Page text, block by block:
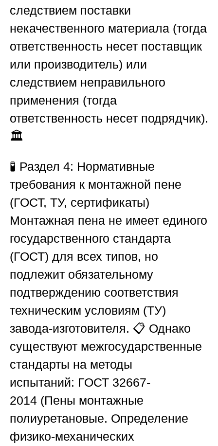
следствием поставки
некачественного материала (тогда
ответственность несет поставщик
или производитель) или
следствием неправильного
применения (тогда
ответственность несет подрядчик).
🏛️
🧪 Раздел 4: Нормативные
требования к монтажной пене
(ГОСТ, ТУ, сертификаты)
Монтажная пена не имеет единого
государственного стандарта
(ГОСТ) для всех типов, но
подлежит обязательному
подтверждению соответствия
техническим условиям (ТУ)
завода-изготовителя. 📋 Однако
существуют межгосударственные
стандарты на методы
испытаний: ГОСТ 32667-
2014 (Пены монтажные
полиуретановые. Определение
физико-механических